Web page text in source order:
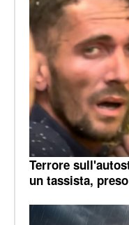
Terrore
un tassista,